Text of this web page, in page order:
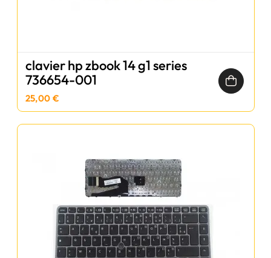
clavier hp zbook 14 g1 series
736654-001
25,00 €